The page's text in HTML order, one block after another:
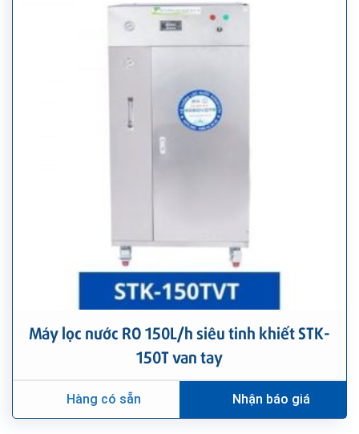
Máy lọc nước RO 150L/h siêu tinh khiết STK-
150T van tay
Hàng có sẵn Nhận báo giá